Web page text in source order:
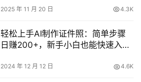
2025 年 11 月 20 日 4.3K
轻松上手AI制作证件照：简单步骤
日赚200+，新手小白也能快速入门
2024 年 12 月 12 日 4.6K